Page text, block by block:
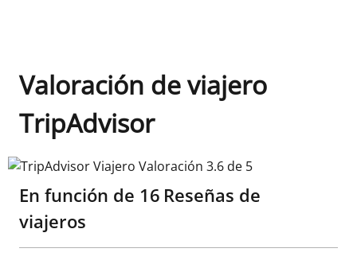
Valoración de viajero
TripAdvisor
TripAdvisor Viajero Valoración 3.6 de 5
En función de 16 Reseñas de
viajeros